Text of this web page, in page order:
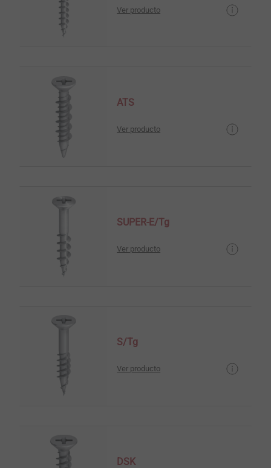
Ver producto
ATS
Ver producto
SUPER-E/Tg
Ver producto
S/Tg
Ver producto
DSK